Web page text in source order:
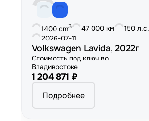
1400 cm3 47 000 км
150 л.с.
2026-07-11
Volkswagen Lavida, 2022г
Стоимость под ключ во
Владивостоке
1 204 871 ₽
Подробнее